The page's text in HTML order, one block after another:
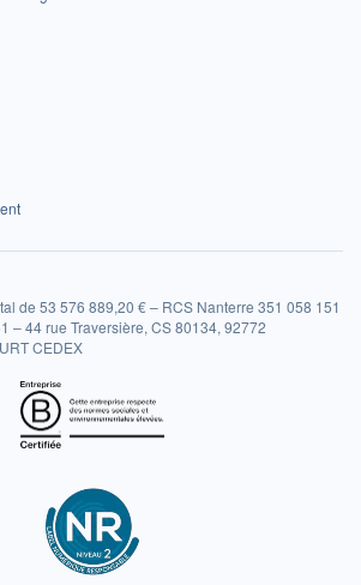
de 53 576 889,20 € – RCS Nanterre 351 058 151
– 44 rue Traversière, CS 80134, 92772
CEDEX